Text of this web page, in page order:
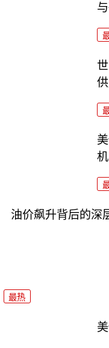
机
油价飙升背后的深
最热